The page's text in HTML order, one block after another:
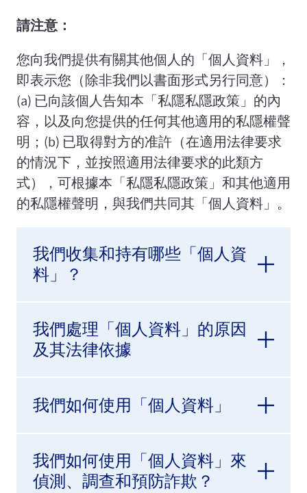
請注意：
您向我們提供有關其他個人的「個人資料」，
即表示您（除非我們以書面形式另行同意）：
(a) 已向該個人告知本「私隱私隱政策」的內
容，以及向您提供的任何其他適用的私隱權聲
明；(b) 已取得對方的准許（在適用法律要求
的情況下，並按照適用法律要求的此類方
式），可根據本「私隱私隱政策」和其他適用
的私隱權聲明，與我們共同其「個人資料」。
我們收集和持有哪些「個人資
料」？
我們處理「個人資料」的原因
及其法律依據
我們如何使用「個人資料」
我們如何使用「個人資料」來
偵測、調查和預防詐欺？